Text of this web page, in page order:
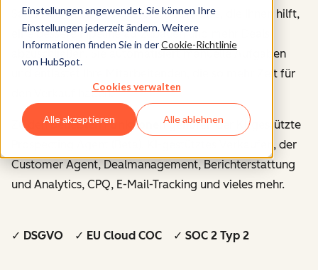
Einstellungen angewendet. Sie können Ihre
Einstellungen jederzeit ändern. Weitere
Informationen finden Sie in derCookie-Richtlinie
von HubSpot.
Cookies verwalten
Alle akzeptieren Alle ablehnen
Sales Hub ist eine KI-gestützte Software, die Ihnen hilft,
eine bessere Pipeline aufzubauen und mehr Deals
abzuschließen. Sie automatisiert manuelle Aufgaben
und entlastet Ihre Mitarbeitenden, die so mehr Zeit für
den Verkauf haben.
Zu denbeliebten Funktionengehören der KI-gestützte
Prospecting Agent (Beta), KI-gestütztes Verkaufen, der
Customer Agent, Dealmanagement, Berichterstattung
und Analytics, CPQ, E-Mail-Tracking und vieles mehr.
✓ DSGVO ✓ EU Cloud COC ✓ SOC 2 Typ 2